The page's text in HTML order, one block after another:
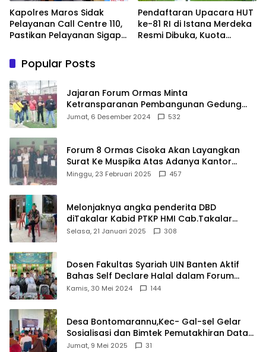
Kapolres Maros Sidak
Pelayanan Call Centre 110,
Pastikan Pelayanan Sigap
Pendaftaran Upacara HUT
ke-81 RI di Istana Merdeka
Resmi Dibuka, Kuota
Popular Posts
Jajaran Forum Ormas Minta
Ketransparanan Pembangunan Gedung
Damkar Di Kecamatan Cisoka
Jumat, 6 Desember 2024 532
Forum 8 Ormas Cisoka Akan Layangkan
Surat Ke Muspika Atas Adanya Kantor
Matel di Cisoka
Minggu, 23 Februari 2025 457
Melonjaknya angka penderita DBD
diTakalar Kabid PTKP HMI Cab.Takalar
angkat bicara
Selasa, 21 Januari 2025 308
Dosen Fakultas Syariah UIN Banten Aktif
Bahas Self Declare Halal dalam Forum
Ijtima Ulama MUI
Kamis, 30 Mei 2024 144
Desa Bontomarannu,Kec- Gal-sel Gelar
Sosialisasi dan Bimtek Pemutakhiran Data
ID
Jumat, 9 Mei 2025 31